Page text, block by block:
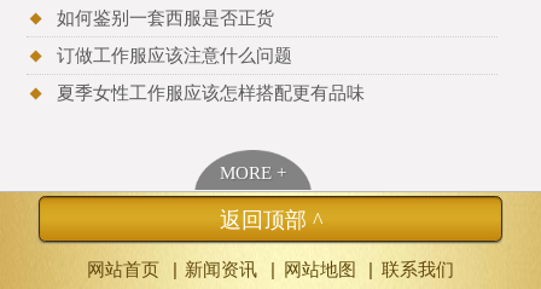
如何鉴别一套西服是否正货
订做工作服应该注意什么问题
夏季女性工作服应该怎样搭配更有品味
MORE +
返回顶部 ^
网站首页 | 新闻资讯 | 网站地图 | 联系我们